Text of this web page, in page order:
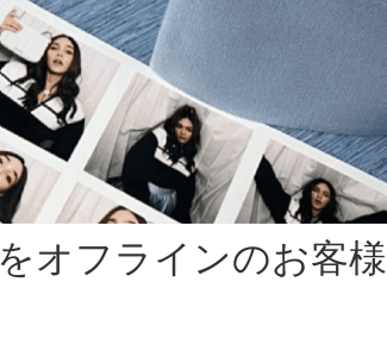
オフラインのお客様